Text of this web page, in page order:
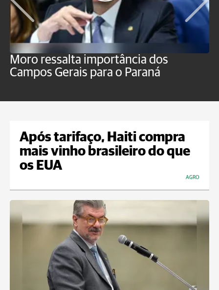
Moro ressalta importância dos
Campos Gerais para o Paraná
Após tarifaço, Haiti compra
mais vinho brasileiro do que
os EUA
AGRO